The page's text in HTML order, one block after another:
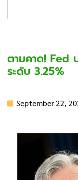
ตามคาด! Fed
ระดับ 3.25%
September 22,